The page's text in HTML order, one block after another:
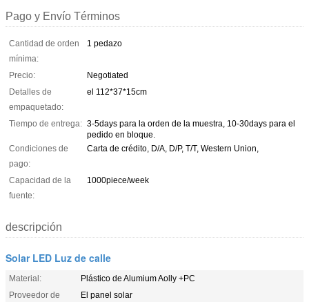
Pago y Envío Términos
Cantidad de orden
mínima:
1 pedazo
Precio:
Negotiated
Detalles de
empaquetado:
el 112*37*15cm
Tiempo de entrega: 3-5days para la orden de la muestra, 10-30days para el
pedido en bloque.
Condiciones de
pago:
Carta de crédito, D/A, D/P, T/T, Western Union,
Capacidad de la
fuente:
1000piece/week
descripción
Solar LED Luz de calle
Material:
Plástico de Alumium Aolly +PC
Proveedor de
El panel solar